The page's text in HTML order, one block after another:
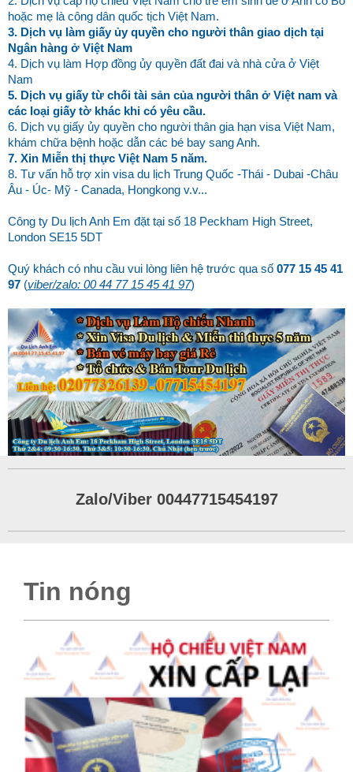
hoặc mẹ là công dân quốc tịch Việt Nam.
3. Dịch vụ làm giấy ủy quyền cho người thân giao dịch tại
Ngân hàng ở Việt Nam
4. Dịch vụ làm Hợp đồng ủy quyền đất đai và nhà cửa ở Việt
Nam
5. Dịch vụ giấy từ chối tài sản của người thân ở Việt nam và
các loại giấy tờ khác khi có yêu cầu.
6. Dịch vụ giấy ủy quyền cho người thân gia hạn visa Việt Nam,
khám chữa bệnh hoặc dẫn các bé bay sang Anh.
7. Xin Miễn thị thực Việt Nam 5 năm.
8. Tư vấn hỗ trợ xin visa du lịch Trung Quốc -Thái - Dubai -Châu
Âu - Úc- Mỹ - Canada, Hongkong v.v...
Công ty Du lịch Anh Em đặt tại số 18 Peckham High Street,
London SE15 5DT
Quý khách có nhu cầu vui lòng liên hệ trước qua số 077 15 45 41
97 (viber/zalo: 00 44 77 15 45 41 97)
Zalo/Viber 00447715454197
Tin nóng